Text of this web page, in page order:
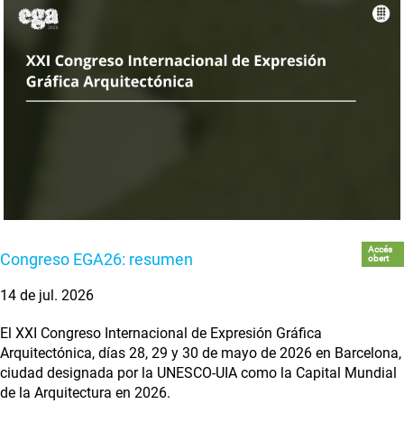
Congreso EGA26: resumen
Accés
obert
14 de jul. 2026
El XXI Congreso Internacional de Expresión Gráfica
Arquitectónica, días 28, 29 y 30 de mayo de 2026 en Barcelona,
ciudad designada por la UNESCO-UIA como la Capital Mundial
de la Arquitectura en 2026.